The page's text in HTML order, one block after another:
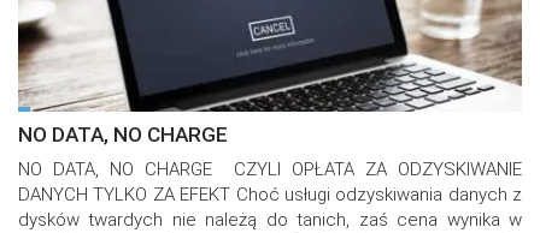
NO DATA, NO CHARGE
NO DATA, NO CHARGE CZYLI OPŁATA ZA ODZYSKIWANIE
DANYCH TYLKO ZA EFEKT Choć usługi odzyskiwania danych z
dysków twardych nie należą do tanich, zaś cena wynika w